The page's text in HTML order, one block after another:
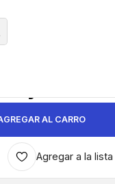
de OKR
AL CARRO
Agregar a la